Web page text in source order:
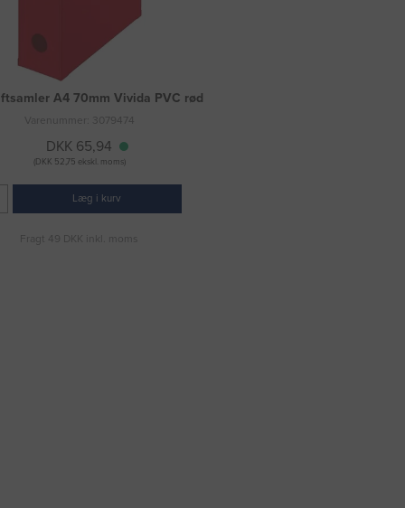
A4 70mm Vivida PVC rød
Varenummer: 3079474
DKK 65,94
(DKK 52,75 ekskl. moms)
Læg i kurv
Fragt 49 DKK inkl. moms